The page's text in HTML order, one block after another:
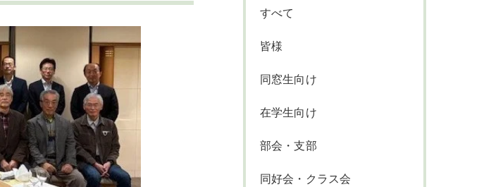
すべて
皆様
同窓生向け
在学生向け
部会・支部
同好会・クラス会